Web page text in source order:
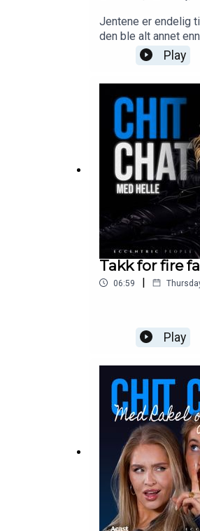
Jentene er endelig
den ble alt annet
gjennomtenkt PR-
moteinteresserte
Play
Takk for fire
06:59 |
Play